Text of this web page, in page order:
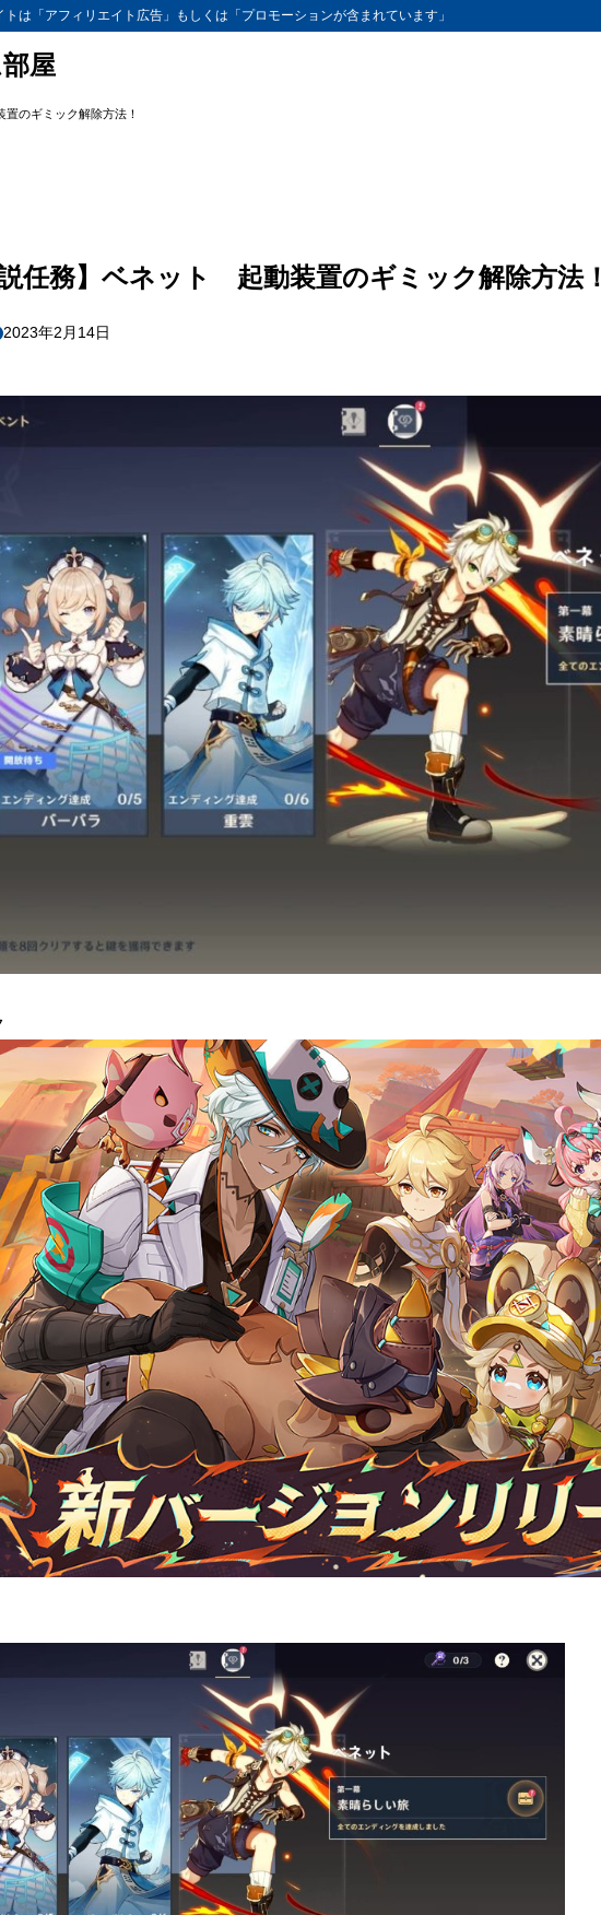
は「アフィリエイト広告」もしくは「プロモーションが含まれています」
屋
のギミック解除方法！
任務】ベネット 起動装置のギミック解除方法！
2023年2月14日